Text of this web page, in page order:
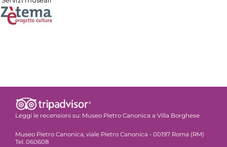
Leggi le recensioni su: Museo Pietro Canonica a Villa Borghese
Museo Pietro Canonica, viale Pietro Canonica - 00197 Roma (RM)
Tel. 060608